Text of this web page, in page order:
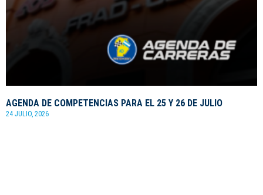
AGENDA DE COMPETENCIAS PARA EL 25 Y 26 DE JULIO
24 JULIO, 2026